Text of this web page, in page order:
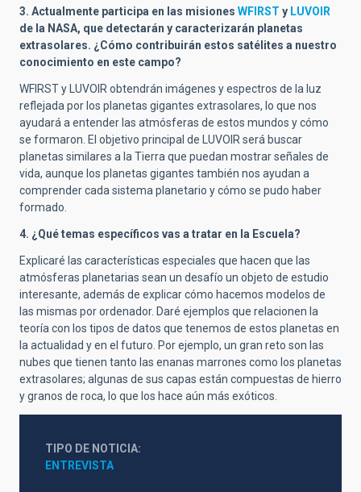
3. Actualmente participa en las misiones WFIRST y LUVOIR
de la NASA, que detectarán y caracterizarán planetas
extrasolares. ¿Cómo contribuirán estos satélites a nuestro
conocimiento en este campo?
WFIRST y LUVOIR obtendrán imágenes y espectros de la luz
reflejada por los planetas gigantes extrasolares, lo que nos
ayudará a entender las atmósferas de estos mundos y cómo
se formaron. El objetivo principal de LUVOIR será buscar
planetas similares a la Tierra que puedan mostrar señales de
vida, aunque los planetas gigantes también nos ayudan a
comprender cada sistema planetario y cómo se pudo haber
formado.
4. ¿Qué temas específicos vas a tratar en la Escuela?
Explicaré las características especiales que hacen que las
atmósferas planetarias sean un desafío un objeto de estudio
interesante, además de explicar cómo hacemos modelos de
las mismas por ordenador. Daré ejemplos que relacionen la
teoría con los tipos de datos que tenemos de estos planetas en
la actualidad y en el futuro. Por ejemplo, un gran reto son las
nubes que tienen tanto las enanas marrones como los planetas
extrasolares; algunas de sus capas están compuestas de hierro
y granos de roca, lo que los hace aún más exóticos.
TIPO DE NOTICIA
ENTREVISTA